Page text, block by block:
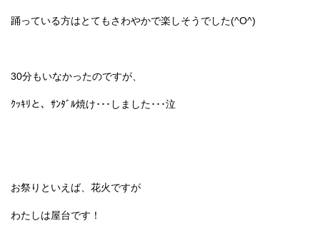
踊っている方はとてもさわやかで楽しそうでした(^O^)
30分もいなかったのですが、
ｸｯｷﾘと、ｻﾝﾀﾞﾙ焼け･･･しました･･･泣
お祭りといえば、花火ですが
わたしは屋台です！